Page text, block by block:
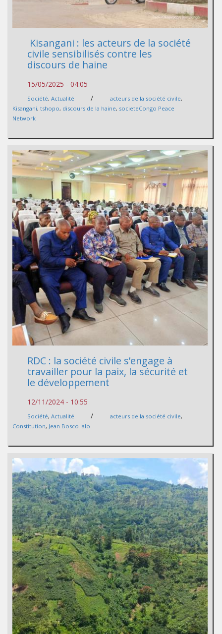
​ Kisangani : les acteurs de la société
civile sensibilisés contre les
discours de haine
15/05/2025 - 04:05
Société, Actualité / acteurs de la société civile,
Kisangani, tshopo, discours de la haine, societeCongo Peace
Network
RDC : la société civile s’engage à
travailler pour la paix, la sécurité et
le développement
12/11/2024 - 10:55
Société, Actualité / acteurs de la société civile,
Constitution, Jean Bosco lalo